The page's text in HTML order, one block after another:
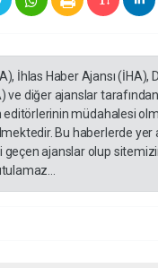
İhlas Haber Ajansı (İHA),
ve diğer ajanslar
müdahalesi
Bu haberlerde yer
ajanslar olup